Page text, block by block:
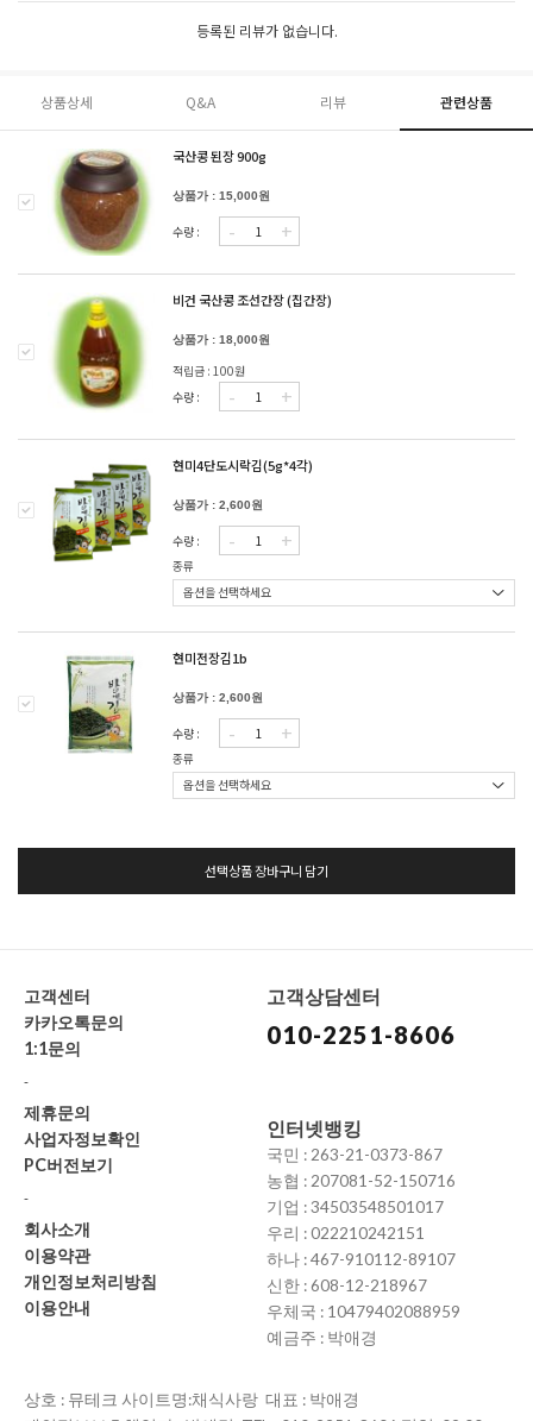
등록된 리뷰가 없습니다.
상품상세 Q&A 리뷰 관련상품
국산콩 된장 900g
상품가 : 15,000원
수량 : - +
비건 국산콩 조선간장 (집간장)
상품가 : 18,000원
적립금 : 100원
수량 :
- +
현미4단도시락김(5g*4각)
상품가 : 2,600원
수량 : - +
종류
현미전장김1b
상품가 : 2,600원
수량 : - +
종류
선택상품 장바구니 담기
고객센터
카카오톡문의
1:1문의
-
제휴문의
사업자정보확인
PC버전보기
-
회사소개
이용약관
개인정보처리방침
이용안내
고객상담센터
010-2251-8606
인터넷뱅킹
국민 : 263-21-0373-867
농협 : 207081-52-150716
기업 : 34503548501017
우리 : 022210242151
하나 : 467-910112-89107
신한 : 608-12-218967
우체국 : 10479402088959
예금주 : 박애경
상호 : 뮤테크 사이트명:채식사랑 대표 : 박애경